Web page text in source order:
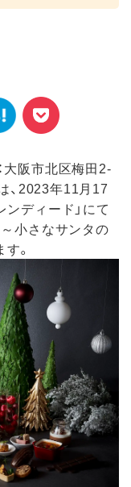
大阪市北区梅田2-
、2023年11月17
ンディード」にて
小さなサンタの
。